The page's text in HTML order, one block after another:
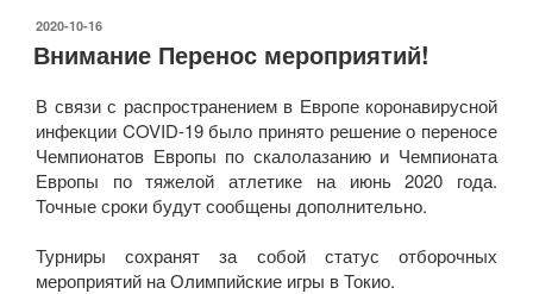
ОПУБЛИКОВАНО
2020-10-16
Внимание Перенос мероприятий!
В связи с распространением в Европе коронавирусной
инфекции COVID-19 было принято решение о переносе
Чемпионатов Европы по скалолазанию и Чемпионата
Европы по тяжелой атлетике на июнь 2020 года.
Точные сроки будут сообщены дополнительно.
Турниры сохранят за собой статус отборочных
мероприятий на Олимпийские игры в Токио.